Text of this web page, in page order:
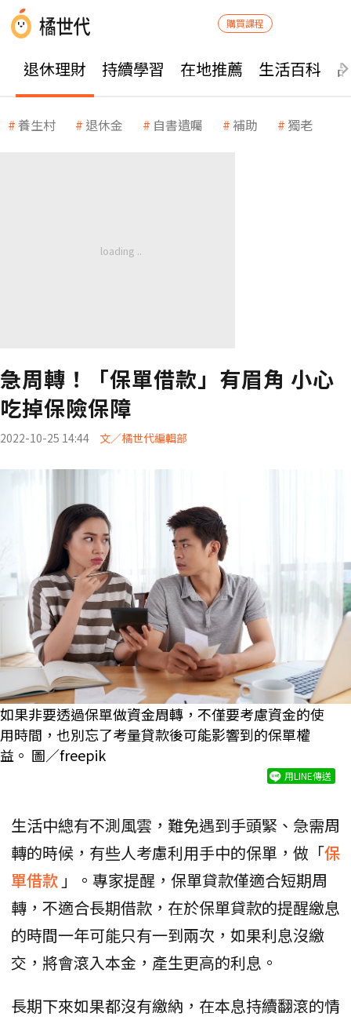
購買課程
退休理財 持續學習 在地推薦 生活百科
養生村 退休金 自書遺囑 補助 獨老
急周轉！「保單借款」有眉角 小心
吃掉保險保障
2022-10-25 14:44 文／橘世代編輯部
如果非要透過保單做資金周轉，不僅要考慮資金的使
用時間，也別忘了考量貸款後可能影響到的保單權
益。 圖／freepik
用LINE傳送
生活中總有不測風雲，難免遇到手頭緊、急需周
轉的時候，有些人考慮利用手中的保單，做「保
單借款 」。專家提醒，保單貸款僅適合短期周
轉，不適合長期借款，在於保單貸款的提醒繳息
的時間一年可能只有一到兩次，如果利息沒繳
交，將會滾入本金，產生更高的利息。
長期下來如果都沒有繳納，在本息持續翻滾的情